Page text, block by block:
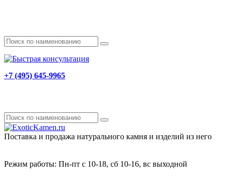
+7 (495) 645-9965
Поставка и продажа натурального камня и изделий из него
Режим работы: Пн-пт с 10-18, сб 10-16, вс выходной